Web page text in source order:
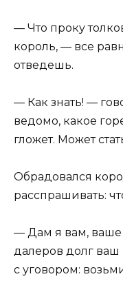
— Что проку
король, — все
отведешь.
— Как знать! —
ведомо, какое
гложет. Может
Обрадовался
расспрашивать:
— Дам я вам, ваше
далеров долг ваш
с уговором: